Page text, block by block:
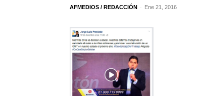
AFMEDIOS / REDACCIÓN - Ene 21, 2016